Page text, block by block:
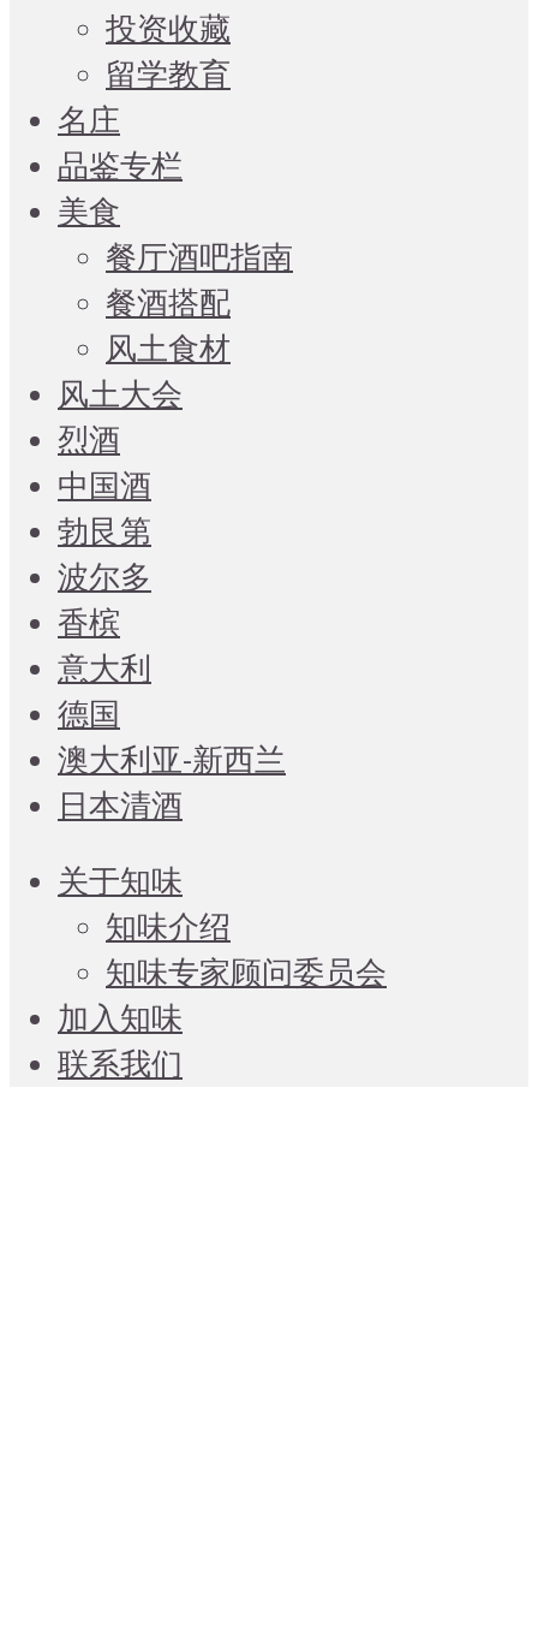
投资收藏
留学教育
名庄
品鉴专栏
美食
餐厅酒吧指南
餐酒搭配
风土食材
风土大会
烈酒
中国酒
勃艮第
波尔多
香槟
意大利
德国
澳大利亚-新西兰
日本清酒
关于知味
知味介绍
知味专家顾问委员会
加入知味
联系我们